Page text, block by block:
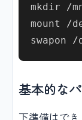
mkdir /
mount /
基本的な
下準備はで